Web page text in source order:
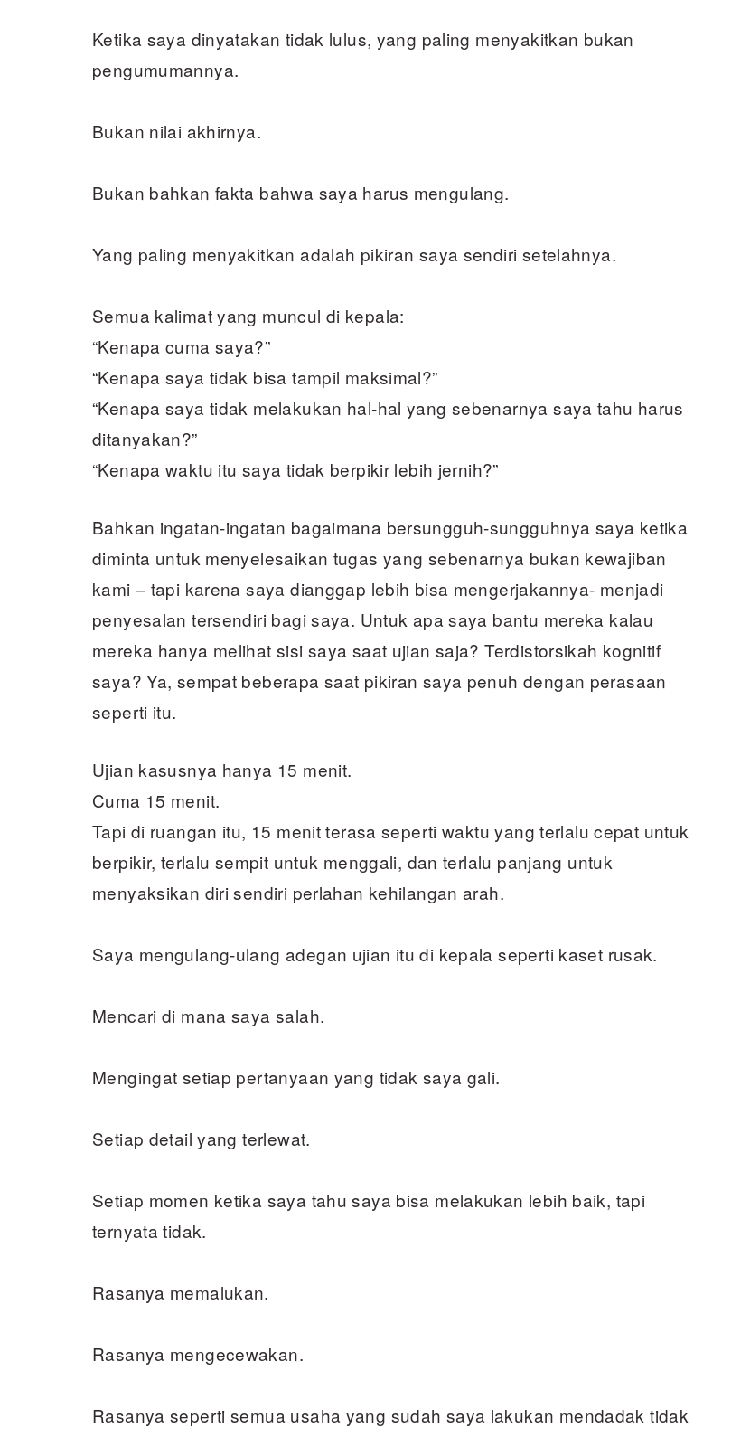
Ketika saya dinyatakan tidak lulus, yang paling menyakitkan bukan
pengumumannya.
Bukan nilai akhirnya.
Bukan bahkan fakta bahwa saya harus mengulang.
Yang paling menyakitkan adalah pikiran saya sendiri setelahnya.
Semua kalimat yang muncul di kepala:
“Kenapa cuma saya?”
“Kenapa saya tidak bisa tampil maksimal?”
“Kenapa saya tidak melakukan hal-hal yang sebenarnya saya tahu harus
ditanyakan?”
“Kenapa waktu itu saya tidak berpikir lebih jernih?”
Bahkan ingatan-ingatan bagaimana bersungguh-sungguhnya saya ketika
diminta untuk menyelesaikan tugas yang sebenarnya bukan kewajiban
kami – tapi karena saya dianggap lebih bisa mengerjakannya- menjadi
penyesalan tersendiri bagi saya. Untuk apa saya bantu mereka kalau
mereka hanya melihat sisi saya saat ujian saja? Terdistorsikah kognitif
saya? Ya, sempat beberapa saat pikiran saya penuh dengan perasaan
seperti itu.
Ujian kasusnya hanya 15 menit.
Cuma 15 menit.
Tapi di ruangan itu, 15 menit terasa seperti waktu yang terlalu cepat untuk
berpikir, terlalu sempit untuk menggali, dan terlalu panjang untuk
menyaksikan diri sendiri perlahan kehilangan arah.
Saya mengulang-ulang adegan ujian itu di kepala seperti kaset rusak.
Mencari di mana saya salah.
Mengingat setiap pertanyaan yang tidak saya gali.
Setiap detail yang terlewat.
Setiap momen ketika saya tahu saya bisa melakukan lebih baik, tapi
ternyata tidak.
Rasanya memalukan.
Rasanya mengecewakan.
Rasanya seperti semua usaha yang sudah saya lakukan mendadak tidak